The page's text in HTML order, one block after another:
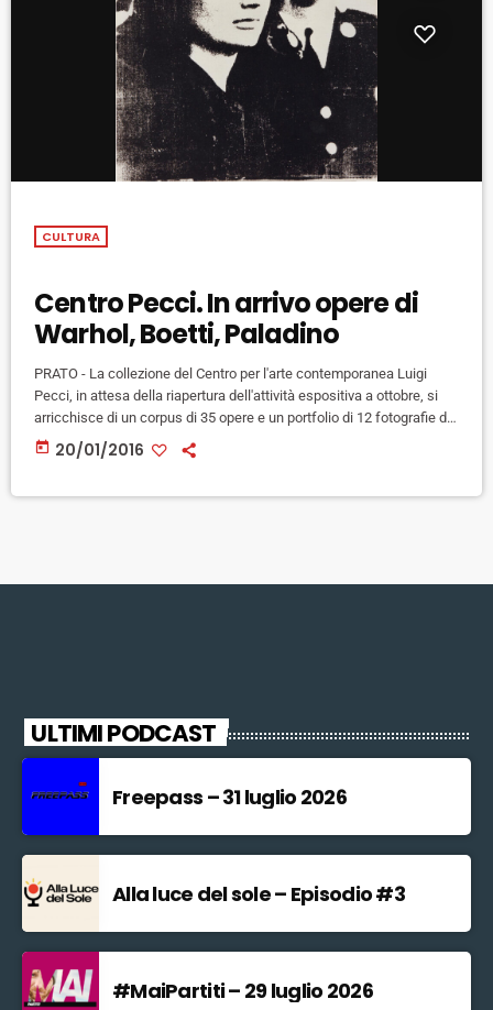
CULTURA
Centro Pecci. In arrivo opere di
Warhol, Boetti, Paladino
PRATO - La collezione del Centro per l'arte contemporanea Luigi
Pecci, in attesa della riapertura dell'attività espositiva a ottobre, si
arricchisce di un corpus di 35 opere e un portfolio di 12 fotografie di
Andy Warhol. Accade grazie al nuovo comodato di opere in arrivo
dalla collezione di Alessandro Grassi, che aggiorna un precedente
today 20/01/2016
ULTIMI PODCAST
Freepass – 31 luglio 2026
Alla luce del sole – Episodio #3
#MaiPartiti – 29 luglio 2026